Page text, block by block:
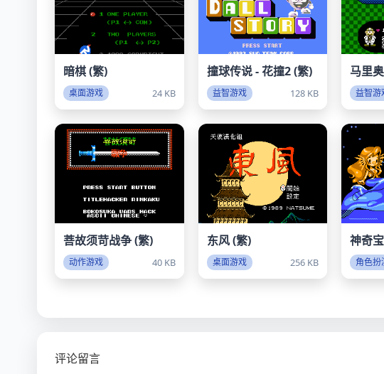
暗棋 (繁)
桌面游戏 24 KB
撞球传说 - 花撞2 (繁)
益智游戏 128 KB
马里
益智游
菩故须苛战争 (繁)
动作游戏 40 KB
东风 (繁)
桌面游戏 256 KB
神奇
角色扮
评论留言